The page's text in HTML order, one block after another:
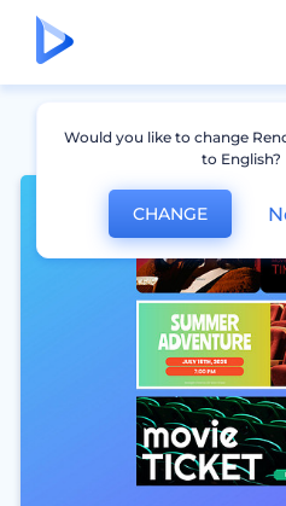
Would you like to change
to English?
CHANGE